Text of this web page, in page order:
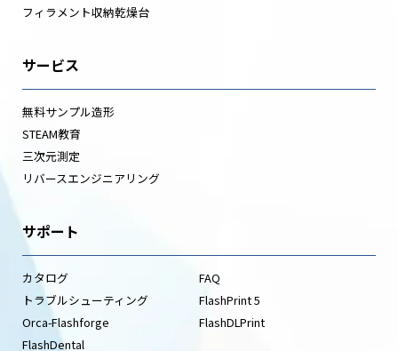
フィラメント収納乾燥台
サービス
無料サンプル造形
STEAM教育
三次元測定
リバースエンジニアリング
サポート
カタログ
FAQ
トラブルシューティング
FlashPrint 5
Orca-Flashforge
FlashDLPrint
FlashDental